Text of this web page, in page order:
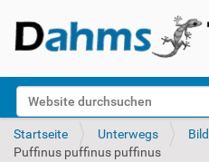
Website durchsuchen
k
Startseite Unterwegs
Puffinus puffinus puffinus